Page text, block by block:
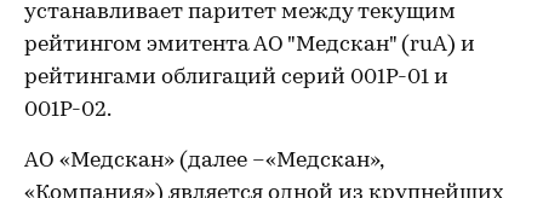
устанавливает паритет между текущим
рейтингом эмитента АО "Медскан" (ruA) и
рейтингами облигаций серий 001Р-01 и
001Р-02.
АО «Медскан» (далее –«Медскан»,